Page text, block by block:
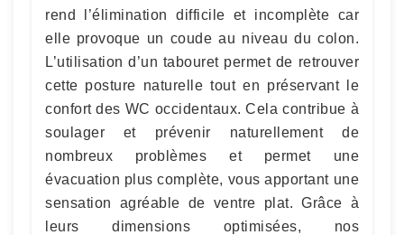
rend l’élimination difficile et incomplète car
elle provoque un coude au niveau du colon.
L’utilisation d’un tabouret permet de retrouver
cette posture naturelle tout en préservant le
confort des WC occidentaux. Cela contribue à
soulager et prévenir naturellement de
nombreux problèmes et permet une
évacuation plus complète, vous apportant une
sensation agréable de ventre plat. Grâce à
leurs dimensions optimisées, nos